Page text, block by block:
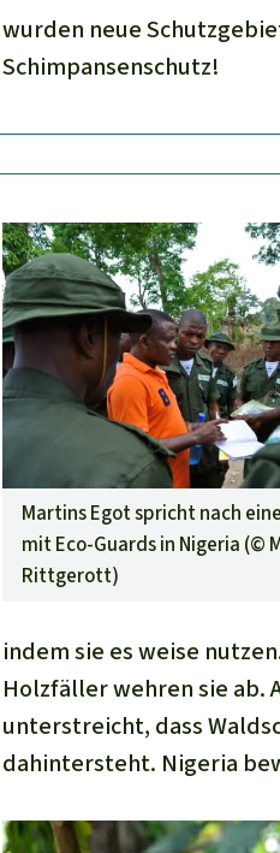
wurden neue
Schimpansenschutz!
Martins Egot spricht nach
mit Eco-Guards in Nigeria (©
Rittgerott)
indem sie es weise
Holzfäller wehren sie ab.
unterstreicht, dass
dahintersteht. Nigeria